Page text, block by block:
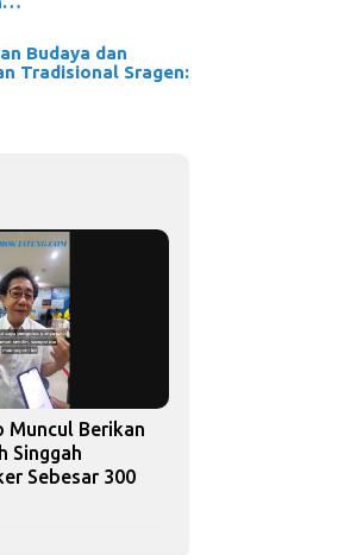
Budaya dan
Tradisional Sragen:
Muncul Berikan
Singgah
Sebesar 300